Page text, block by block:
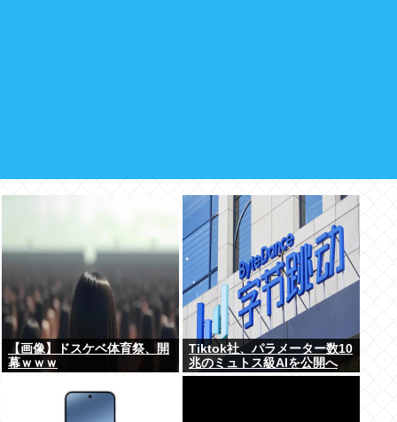
【画像】ドスケベ体育祭、開
幕ｗｗｗ
Tiktok社、パラメーター数10
兆のミュトス級AIを公開へ